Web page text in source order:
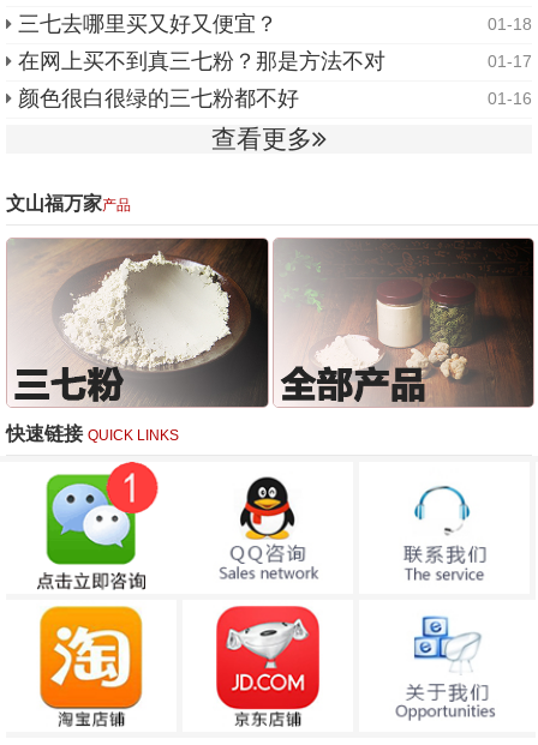
三七去哪里买又好又便宜？ 01-18
在网上买不到真三七粉？那是方法不对 01-17
颜色很白很绿的三七粉都不好 01-16
查看更多
文山福万家产品
快速链接 QUICK LINKS